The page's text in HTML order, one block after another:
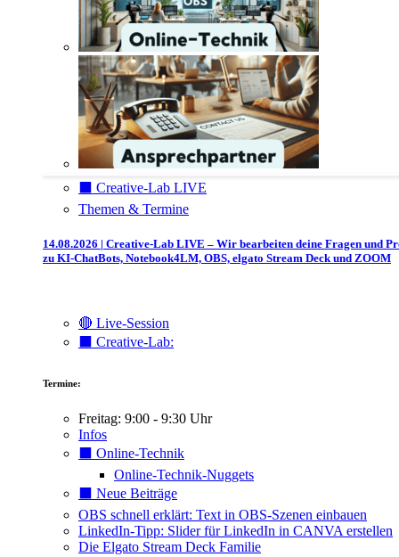
⬛️ Creative-Lab LIVE
Themen & Termine
14.08.2026 | Creative-Lab LIVE – Wir bearbeiten deine Fragen und
zu KI-ChatBots, Notebook4LM, OBS, elgato Stream Deck und ZOOM
🔴 Live-Session
⬛️ Creative-Lab:
Termine:
Freitag: 9:00 - 9:30 Uhr
Infos
⬛️ Online-Technik
Online-Technik-Nuggets
⬛️ Neue Beiträge
OBS schnell erklärt: Text in OBS-Szenen einbauen
LinkedIn-Tipp: Slider für LinkedIn in CANVA erstellen
Die Elgato Stream Deck Familie